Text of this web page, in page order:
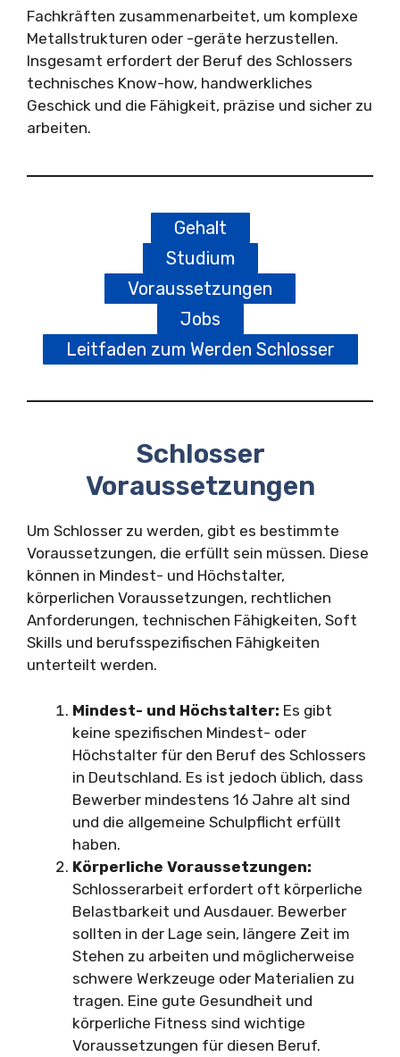
Fachkräften zusammenarbeitet, um komplexe
Metallstrukturen oder -geräte herzustellen.
Insgesamt erfordert der Beruf des Schlossers
technisches Know-how, handwerkliches
Geschick und die Fähigkeit, präzise und sicher zu
arbeiten.
Gehalt
Studium
Voraussetzungen
Jobs
Leitfaden zum Werden Schlosser
Schlosser
Voraussetzungen
Um Schlosser zu werden, gibt es bestimmte
Voraussetzungen, die erfüllt sein müssen. Diese
können in Mindest- und Höchstalter,
körperlichen Voraussetzungen, rechtlichen
Anforderungen, technischen Fähigkeiten, Soft
Skills und berufsspezifischen Fähigkeiten
unterteilt werden.
Mindest- und Höchstalter: Es gibt
keine spezifischen Mindest- oder
Höchstalter für den Beruf des Schlossers
in Deutschland. Es ist jedoch üblich, dass
Bewerber mindestens 16 Jahre alt sind
und die allgemeine Schulpflicht erfüllt
haben.
Körperliche Voraussetzungen:
Schlosserarbeit erfordert oft körperliche
Belastbarkeit und Ausdauer. Bewerber
sollten in der Lage sein, längere Zeit im
Stehen zu arbeiten und möglicherweise
schwere Werkzeuge oder Materialien zu
tragen. Eine gute Gesundheit und
körperliche Fitness sind wichtige
Voraussetzungen für diesen Beruf.